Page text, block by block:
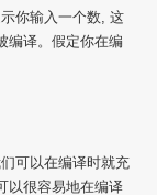
你输入一个数, 这
编译。假定你在编
可以在编译时就充
以很容易地在编译